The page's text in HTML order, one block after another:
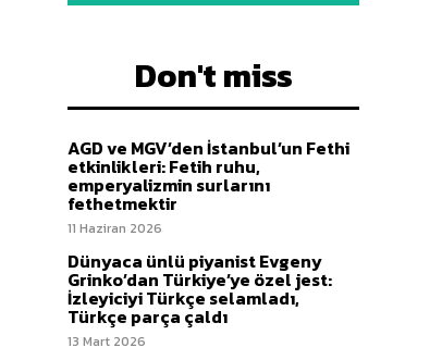
Don't miss
AGD ve MGV’den İstanbul’un Fethi
etkinlikleri: Fetih ruhu,
emperyalizmin surlarını
fethetmektir
11 Haziran 2026
Dünyaca ünlü piyanist Evgeny
Grinko’dan Türkiye’ye özel jest:
İzleyiciyi Türkçe selamladı,
Türkçe parça çaldı
13 Mart 2026